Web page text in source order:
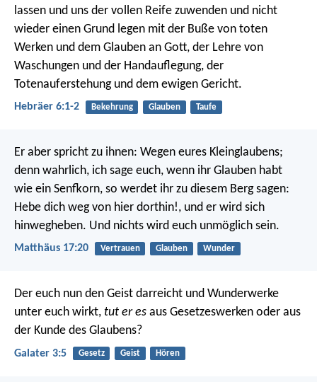
lassen und uns der vollen Reife zuwenden und nicht
wieder einen Grund legen mit der Buße von toten
Werken und dem Glauben an Gott, der Lehre von
Waschungen und der Handauflegung, der
Totenauferstehung und dem ewigen Gericht.
Hebräer 6:1-2 Bekehrung Glauben Taufe
Er aber spricht zu ihnen: Wegen eures Kleinglaubens;
denn wahrlich, ich sage euch, wenn ihr Glauben habt
wie ein Senfkorn, so werdet ihr zu diesem Berg sagen:
Hebe dich weg von hier dorthin!, und er wird sich
hinwegheben. Und nichts wird euch unmöglich sein.
Matthäus 17:20 Vertrauen Glauben Wunder
Der euch nun den Geist darreicht und Wunderwerke
unter euch wirkt, tut er es aus Gesetzeswerken oder aus
der Kunde des Glaubens?
Galater 3:5 Gesetz Geist Hören